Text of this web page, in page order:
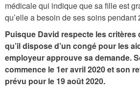
médicale qui indique que sa fille est
qu’elle a besoin de ses soins pendant
Puisque David respecte les critères
qu’il dispose d’un congé pour les
employeur approuve sa demande.
commence le 1er avril 2020 et son
prévu pour le 19 août 2020.